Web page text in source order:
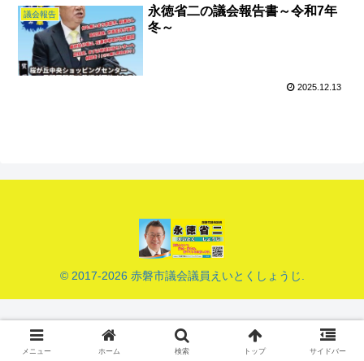
議会報告
永徳省二の議会報告書～令和7年
冬～
2025.12.13
© 2017-2026 赤磐市議会議員えいとくしょうじ.
メニュー ホーム 検索 トップ サイドバー